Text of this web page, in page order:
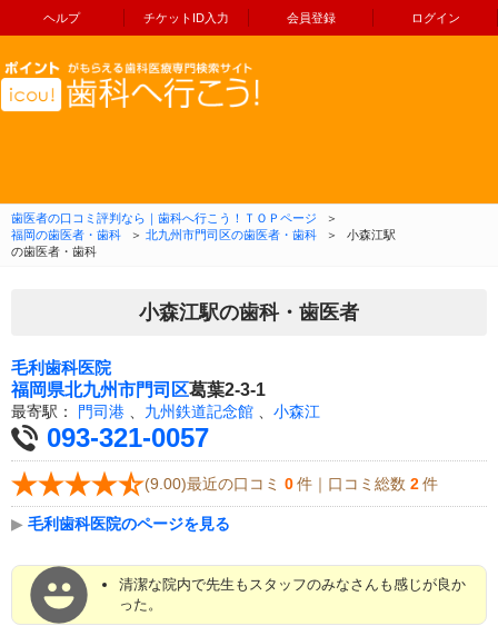
ヘルプ チケットID入力 会員登録 ログイン
コンテンツへ移動
歯医者の口コミ評判なら｜歯科へ行こう！ＴＯＰページ
＞
福岡の歯医者・歯科
＞ 北九州市門司区の歯医者・歯科 ＞
小森江駅
の歯医者・歯科
小森江駅の歯科・歯医者
毛利歯科医院
福岡県北九州市門司区葛葉2-3-1
最寄駅： 門司港 九州鉄道記念館 小森江
093-321-0057
(9.00)最近の口コミ 0 件｜口コミ総数 2 件
▶ 毛利歯科医院のページを見る
清潔な院内で先生もスタッフのみなさんも感じが良か
った。